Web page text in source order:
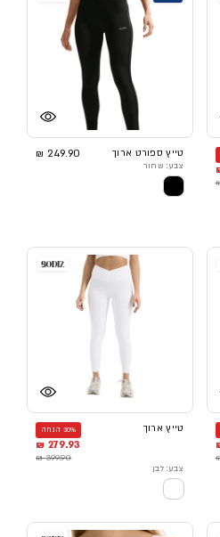
טייץ ספורט ארוך 249.90 ₪
צבע: שחור
טייץ ארוך 30% הנחה
279.93 ₪
399.90 ₪
צבע: לבן